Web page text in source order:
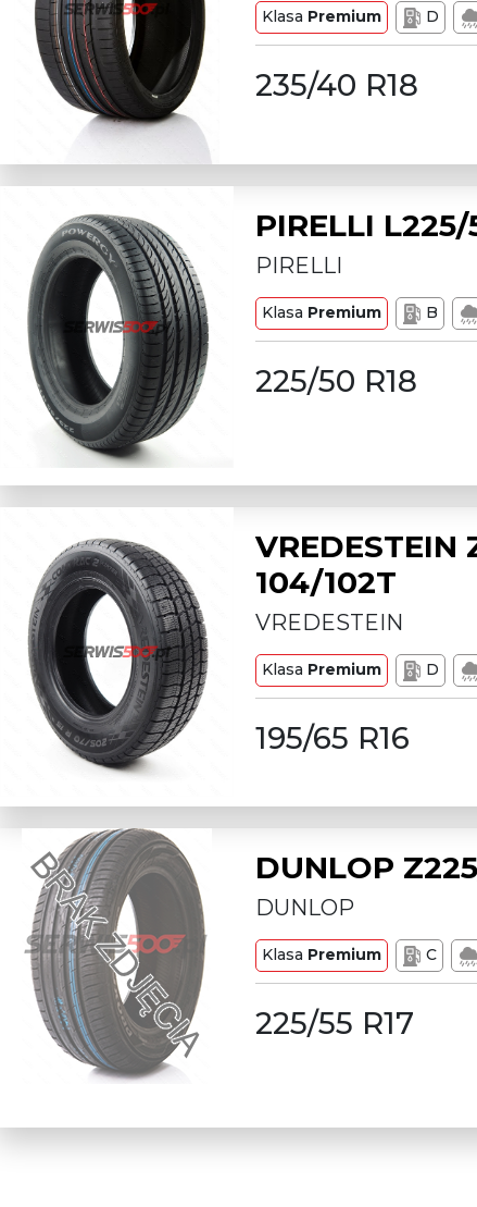
Klasa Premium D
235/40 R18
PIRELLI
PIRELLI
Klasa Premium B
225/50 R18
VREDESTEIN
104/102T
VREDESTEIN
Klasa Premium D
195/65 R16
DUNLOP
DUNLOP
Klasa Premium C
225/55 R17